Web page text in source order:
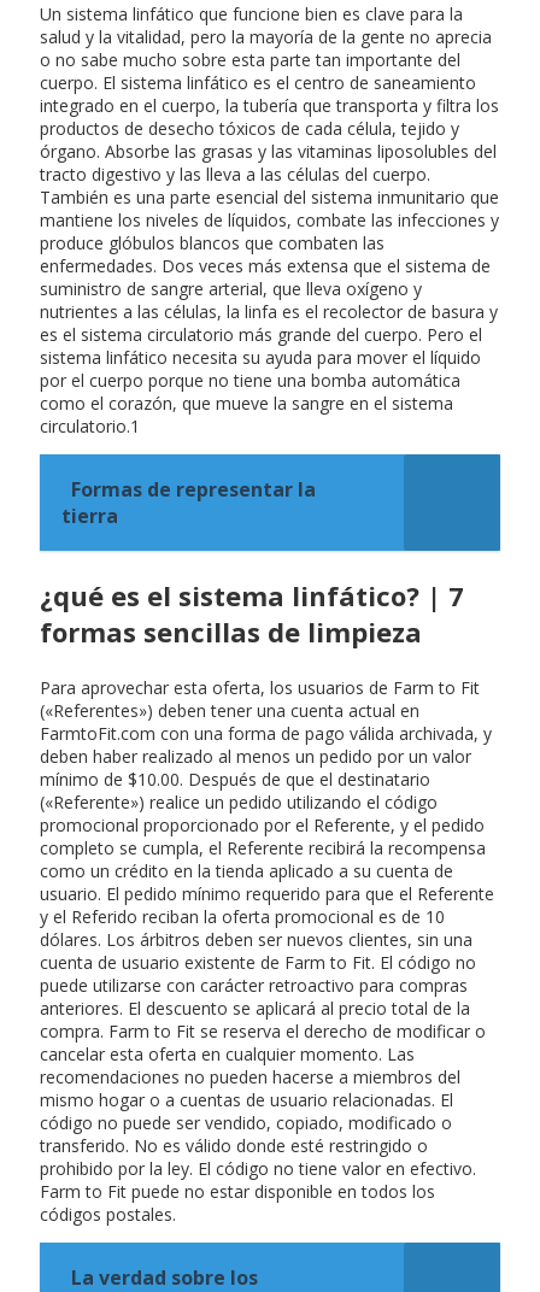
Un sistema linfático que funcione bien es clave para la
salud y la vitalidad, pero la mayoría de la gente no aprecia
o no sabe mucho sobre esta parte tan importante del
cuerpo. El sistema linfático es el centro de saneamiento
integrado en el cuerpo, la tubería que transporta y filtra los
productos de desecho tóxicos de cada célula, tejido y
órgano. Absorbe las grasas y las vitaminas liposolubles del
tracto digestivo y las lleva a las células del cuerpo.
También es una parte esencial del sistema inmunitario que
mantiene los niveles de líquidos, combate las infecciones y
produce glóbulos blancos que combaten las
enfermedades. Dos veces más extensa que el sistema de
suministro de sangre arterial, que lleva oxígeno y
nutrientes a las células, la linfa es el recolector de basura y
es el sistema circulatorio más grande del cuerpo. Pero el
sistema linfático necesita su ayuda para mover el líquido
por el cuerpo porque no tiene una bomba automática
como el corazón, que mueve la sangre en el sistema
circulatorio.1
Formas de representar la
tierra
¿qué es el sistema linfático? | 7
formas sencillas de limpieza
Para aprovechar esta oferta, los usuarios de Farm to Fit
(«Referentes») deben tener una cuenta actual en
FarmtoFit.com con una forma de pago válida archivada, y
deben haber realizado al menos un pedido por un valor
mínimo de $10.00. Después de que el destinatario
(«Referente») realice un pedido utilizando el código
promocional proporcionado por el Referente, y el pedido
completo se cumpla, el Referente recibirá la recompensa
como un crédito en la tienda aplicado a su cuenta de
usuario. El pedido mínimo requerido para que el Referente
y el Referido reciban la oferta promocional es de 10
dólares. Los árbitros deben ser nuevos clientes, sin una
cuenta de usuario existente de Farm to Fit. El código no
puede utilizarse con carácter retroactivo para compras
anteriores. El descuento se aplicará al precio total de la
compra. Farm to Fit se reserva el derecho de modificar o
cancelar esta oferta en cualquier momento. Las
recomendaciones no pueden hacerse a miembros del
mismo hogar o a cuentas de usuario relacionadas. El
código no puede ser vendido, copiado, modificado o
transferido. No es válido donde esté restringido o
prohibido por la ley. El código no tiene valor en efectivo.
Farm to Fit puede no estar disponible en todos los
códigos postales.
La verdad sobre los